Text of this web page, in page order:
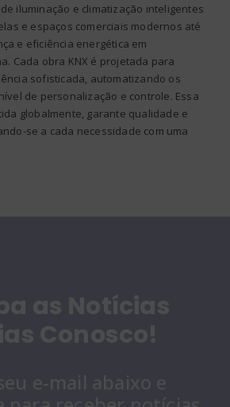
iluminação e climatização inteligentes
e espaços comerciais modernos até
e eficiência energética em
Cada obra KNX é projetada para
sofisticada, automatizando os
de personalização e controle. Essa
globalmente, garante qualidade e
se a cada necessidade com uma